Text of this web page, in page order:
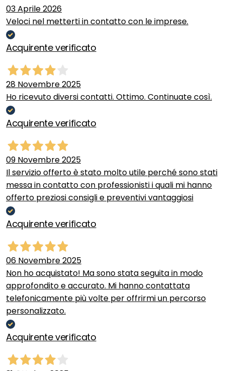
03 Aprile 2026
Veloci nel metterti in contatto con le imprese.
Acquirente verificato
28 Novembre 2025
Ho ricevuto diversi contatti. Ottimo. Continuate così.
Acquirente verificato
09 Novembre 2025
Il servizio offerto è stato molto utile perché sono stati
messa in contatto con professionisti i quali mi hanno
offerto preziosi consigli e preventivi vantaggiosi
Acquirente verificato
06 Novembre 2025
Non ho acquistato! Ma sono stata seguita in modo
approfondito e accurato. Mi hanno contattata
telefonicamente più volte per offrirmi un percorso
personalizzato.
Acquirente verificato